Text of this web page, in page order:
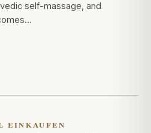
self-massage, and
EINKAUFEN